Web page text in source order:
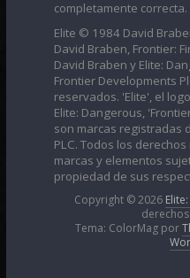
completamente correcta.
Elite © 1984 David
David Braben, Frontier:
David Braben y Elite:
Frontier Developments
reservados. 'Elite', el
Elite: Dangerous,
son marcas registradas
PLC. Todos los
marcas y elementos
propiedad de sus
Copyright © 2026
Tema: ColorMag por